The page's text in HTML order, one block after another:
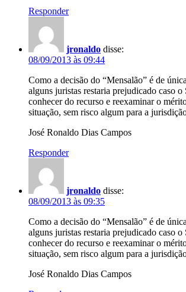
Responder
jronaldo disse:
08/09/2013 às 09:44
Como a decisão do “Mensalão” é de
alguns juristas restaria prejudicado caso
conhecer do recurso e reexaminar o
situação, sem risco algum para a
José Ronaldo Dias Campos
Responder
jronaldo disse:
08/09/2013 às 09:35
Como a decisão do “Mensalão” é de
alguns juristas restaria prejudicado caso
conhecer do recurso e reexaminar o
situação, sem risco algum para a
José Ronaldo Dias Campos